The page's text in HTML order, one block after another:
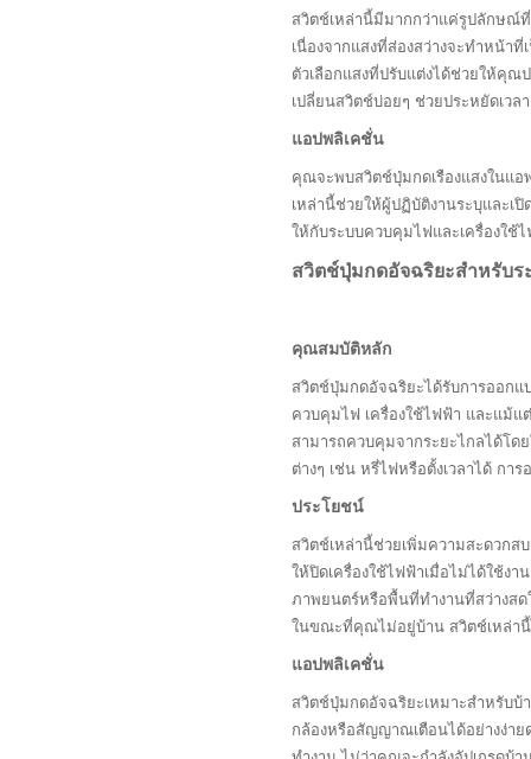
สวิตช์เหล่านี้มีมากกว่าแค่รูปลักษณ์ที่
เนื่องจากแสงที่ส่องสว่างจะทำหน้
ตัวเลือกแสงที่ปรับแต่งได้ช่วยให้คุ
เปลี่ยนสวิตช์บ่อยๆ ช่วยประหยัดเวล
แอปพลิเคชั่น
คุณจะพบสวิตช์ปุ่มกดเรืองแสงในแ
เหล่านี้ช่วยให้ผู้ปฏิบัติงานระบุและเ
ให้กับระบบควบคุมไฟและเครื่องใช้
สวิตช์ปุ่มกดอัจฉริยะสำหรับ
คุณสมบัติหลัก
สวิตช์ปุ่มกดอัจฉริยะได้รับการออก
ควบคุมไฟ เครื่องใช้ไฟฟ้า และแม้แ
สามารถควบคุมจากระยะไกลได้โด
ต่างๆ เช่น หรี่ไฟหรือตั้งเวลาได้ กา
ประโยชน์
สวิตช์เหล่านี้ช่วยเพิ่มความสะดวก
ให้ปิดเครื่องใช้ไฟฟ้าเมื่อไม่ได้ใช้ง
ภาพยนตร์หรือพื้นที่ทำงานที่สว่างส
ในขณะที่คุณไม่อยู่บ้าน สวิตช์เหล่านี้
แอปพลิเคชั่น
สวิตช์ปุ่มกดอัจฉริยะเหมาะสำหรับ
กล้องหรือสัญญาณเตือนได้อย่างง่าย